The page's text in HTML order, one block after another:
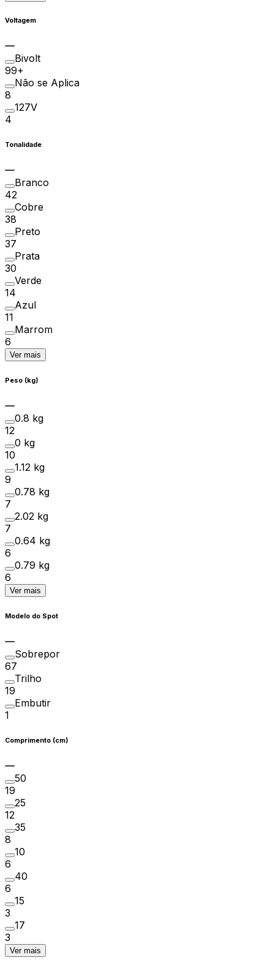
Voltagem
Bivolt
99+
Não se Aplica
8
127V
4
Tonalidade
Branco
42
Cobre
38
Preto
37
Prata
30
Verde
14
Azul
11
Marrom
6
Ver mais
Peso (kg)
0.8 kg
12
0 kg
10
1.12 kg
9
0.78 kg
7
2.02 kg
7
0.64 kg
6
0.79 kg
6
Ver mais
Modelo do Spot
Sobrepor
67
Trilho
19
Embutir
1
Comprimento (cm)
50
19
25
12
35
8
10
6
40
6
15
3
17
3
Ver mais